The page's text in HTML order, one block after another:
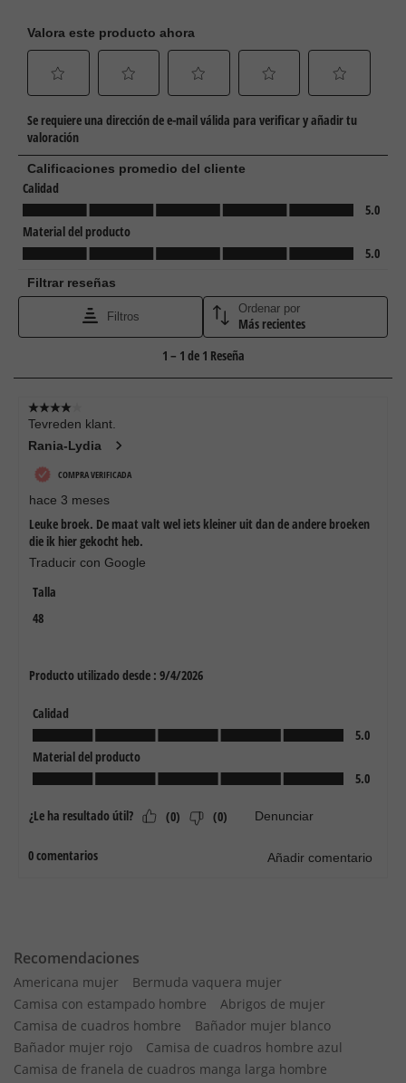
Recomendaciones
Americana mujer
Bermuda vaquera mujer
Camisa con estampado hombre
Abrigos de mujer
Camisa de cuadros hombre
Bañador mujer blanco
Bañador mujer rojo
Camisa de cuadros hombre azul
Camisa de franela de cuadros manga larga hombre